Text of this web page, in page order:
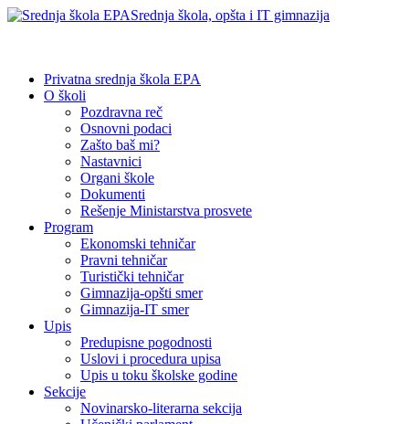
Srednja škola, opšta i IT gimnazija
Privatna srednja škola EPA
O školi
Pozdravna reč
Osnovni podaci
Zašto baš mi?
Nastavnici
Organi škole
Dokumenti
Rešenje Ministarstva prosvete
Program
Ekonomski tehničar
Pravni tehničar
Turistički tehničar
Gimnazija-opšti smer
Gimnazija-IT smer
Upis
Predupisne pogodnosti
Uslovi i procedura upisa
Upis u toku školske godine
Sekcije
Novinarsko-literarna sekcija